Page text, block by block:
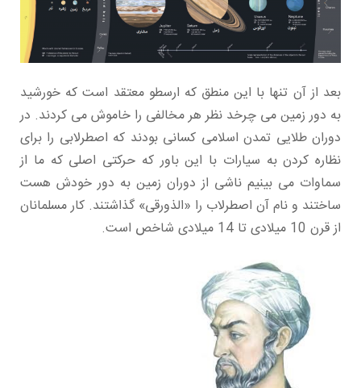
بعد از آن تنها با این منطق که ارسطو معتقد است که خورشید
به دور زمین می چرخد نظر هر مخالفی را خاموش می کردند. در
دوران طلایی تمدن اسلامی کسانی بودند که اصطرلابی را برای
نظاره کردن به سیارات با این باور که حرکتی اصلی که ما از
سماوات می بینیم ناشی از دوران زمین به دور خودش هست
ساختند و نام آن اصطرلاب را «الذورقی» گذاشتند. کار مسلمانان
از قرن 10 میلادی تا 14 میلادی شاخص است.